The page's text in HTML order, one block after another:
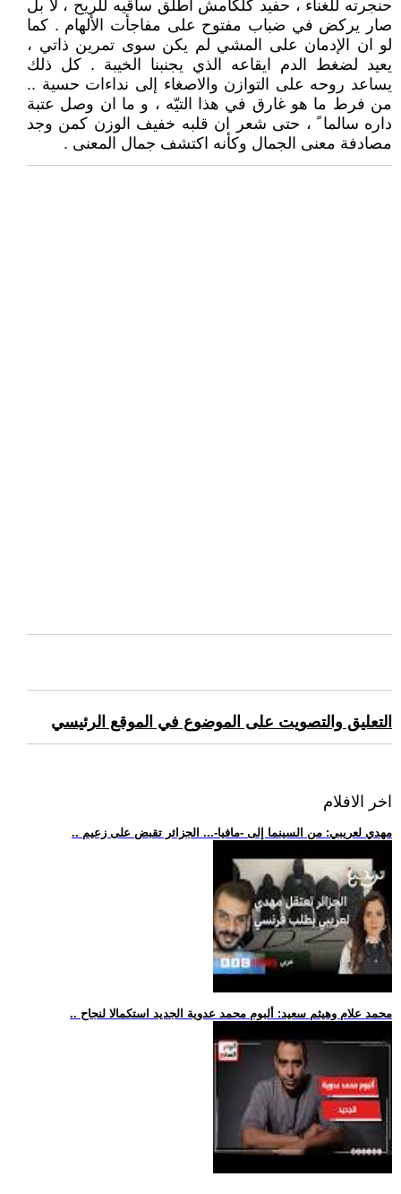
حنجرته للغناء ، حفيد كلكامش اطلق ساقيه للريح ، لا بل
صار يركض في ضباب مفتوح على مفاجأت الألهام . كما
لو ان الإدمان على المشي لم يكن سوى تمرين ذاتي ،
يعيد لضغط الدم ايقاعه الذي يجنبنا الخيبة . كل ذلك
يساعد روحه على التوازن والاصغاء إلى نداءات حسية ..
من فرط ما هو غارق في هذا التيّه ، و ما ان وصل عتبة
داره سالما ً ، حتى شعر ان قلبه خفيف الوزن كمن وجد
مصادفة معنى الجمال وكأنه اكتشف جمال المعنى .
التعليق والتصويت على الموضوع في الموقع الرئيسي
اخر الافلام
.. مهدي لعريبي: من السينما إلى -مافيا-... الجزائر تقبض على زعيم
.. محمد علام وهيثم سعيد: ألبوم محمد عدوية الجديد استكمالا لنجاح